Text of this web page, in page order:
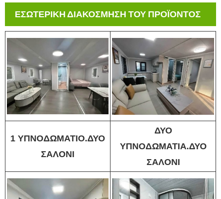
ΕΣΩΤΕΡΙΚΗ ΔΙΑΚΟΣΜΗΣΗ ΤΟΥ ΠΡΟΪΟΝΤΟΣ
1 ΥΠΝΟΔΩΜΑΤΙΟ.ΔΥΟ
ΣΑΛΟΝΙ
ΔΥΟ
ΥΠΝΟΔΩΜΑΤΙΑ.ΔΥΟ
ΣΑΛΟΝΙ